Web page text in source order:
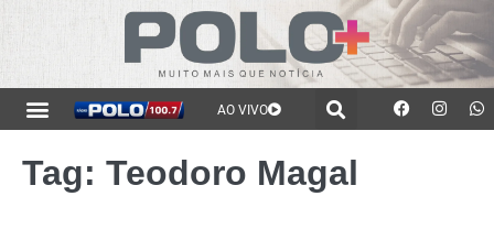
AO VIVO
Tag: Teodoro Magal